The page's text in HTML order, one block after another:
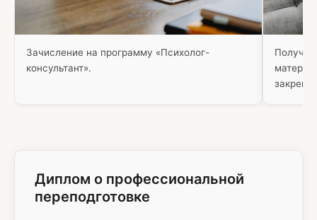
Зачисление на программу «Психолог-
консультант».
Диплом о профессиональной
переподготовке